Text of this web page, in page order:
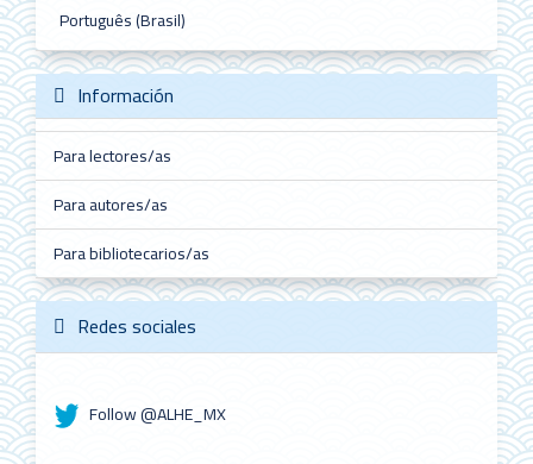
Português (Brasil)
Información
Para lectores/as
Para autores/as
Para bibliotecarios/as
Redes sociales
Follow @ALHE_MX